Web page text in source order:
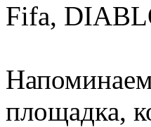
Fifa,
площадка,